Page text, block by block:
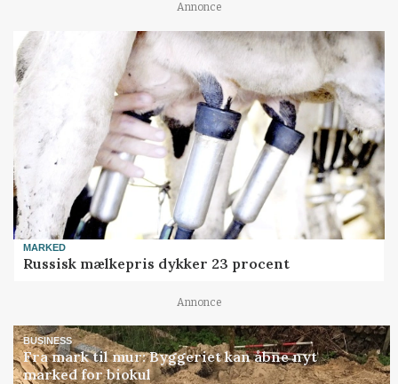
Annonce
MARKED
Russisk mælkepris dykker 23 procent
Annonce
BUSINESS
Fra mark til mur: Byggeriet kan åbne nyt
marked for biokul